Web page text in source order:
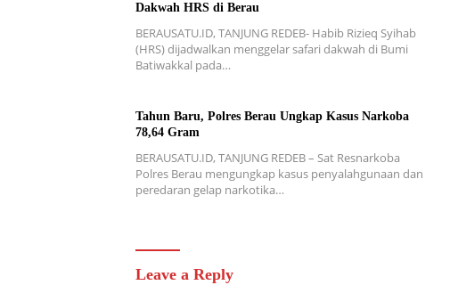
Dakwah HRS di Berau
BERAUSATU.ID, TANJUNG REDEB- Habib Rizieq Syihab
(HRS) dijadwalkan menggelar safari dakwah di Bumi
Batiwakkal pada…
Tahun Baru, Polres Berau Ungkap Kasus Narkoba
78,64 Gram
BERAUSATU.ID, TANJUNG REDEB – Sat Resnarkoba
Polres Berau mengungkap kasus penyalahgunaan dan
peredaran gelap narkotika…
Leave a Reply